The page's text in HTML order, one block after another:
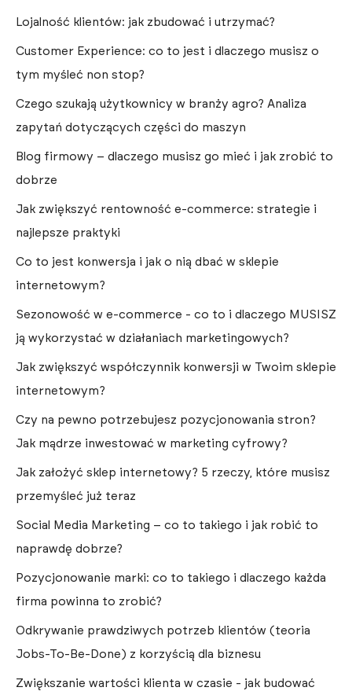
Lojalność klientów: jak zbudować i utrzymać?
Customer Experience: co to jest i dlaczego musisz o
tym myśleć non stop?
Czego szukają użytkownicy w branży agro? Analiza
zapytań dotyczących części do maszyn
Blog firmowy – dlaczego musisz go mieć i jak zrobić to
dobrze
Jak zwiększyć rentowność e-commerce: strategie i
najlepsze praktyki
Co to jest konwersja i jak o nią dbać w sklepie
internetowym?
Sezonowość w e-commerce - co to i dlaczego MUSISZ
ją wykorzystać w działaniach marketingowych?
Jak zwiększyć współczynnik konwersji w Twoim sklepie
internetowym?
Czy na pewno potrzebujesz pozycjonowania stron?
Jak mądrze inwestować w marketing cyfrowy?
Jak założyć sklep internetowy? 5 rzeczy, które musisz
przemyśleć już teraz
Social Media Marketing – co to takiego i jak robić to
naprawdę dobrze?
Pozycjonowanie marki: co to takiego i dlaczego każda
firma powinna to zrobić?
Odkrywanie prawdziwych potrzeb klientów (teoria
Jobs-To-Be-Done) z korzyścią dla biznesu
Zwiększanie wartości klienta w czasie - jak budować